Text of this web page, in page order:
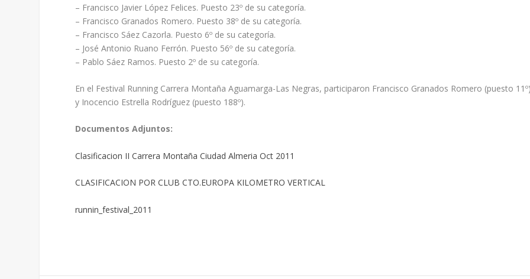
– Francisco Javier López Felices. Puesto 23º de su categoría.
– Francisco Granados Romero. Puesto 38º de su categoría.
– Francisco Sáez Cazorla. Puesto 6º de su categoría.
– José Antonio Ruano Ferrón. Puesto 56º de su categoría.
– Pablo Sáez Ramos. Puesto 2º de su categoría.
En el Festival Running Carrera Montaña Aguamarga-Las Negras, participaron Francisco Granados Romero (puesto
y Inocencio Estrella Rodríguez (puesto 188º).
Documentos Adjuntos:
Clasificacion II Carrera Montaña Ciudad Almeria Oct 2011
CLASIFICACION POR CLUB CTO.EUROPA KILOMETRO VERTICAL
runnin_festival_2011